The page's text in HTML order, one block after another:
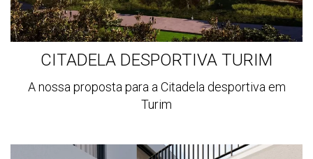
CITADELA DESPORTIVA TURIM
A nossa proposta para a Citadela desportiva em
Turim
Ver